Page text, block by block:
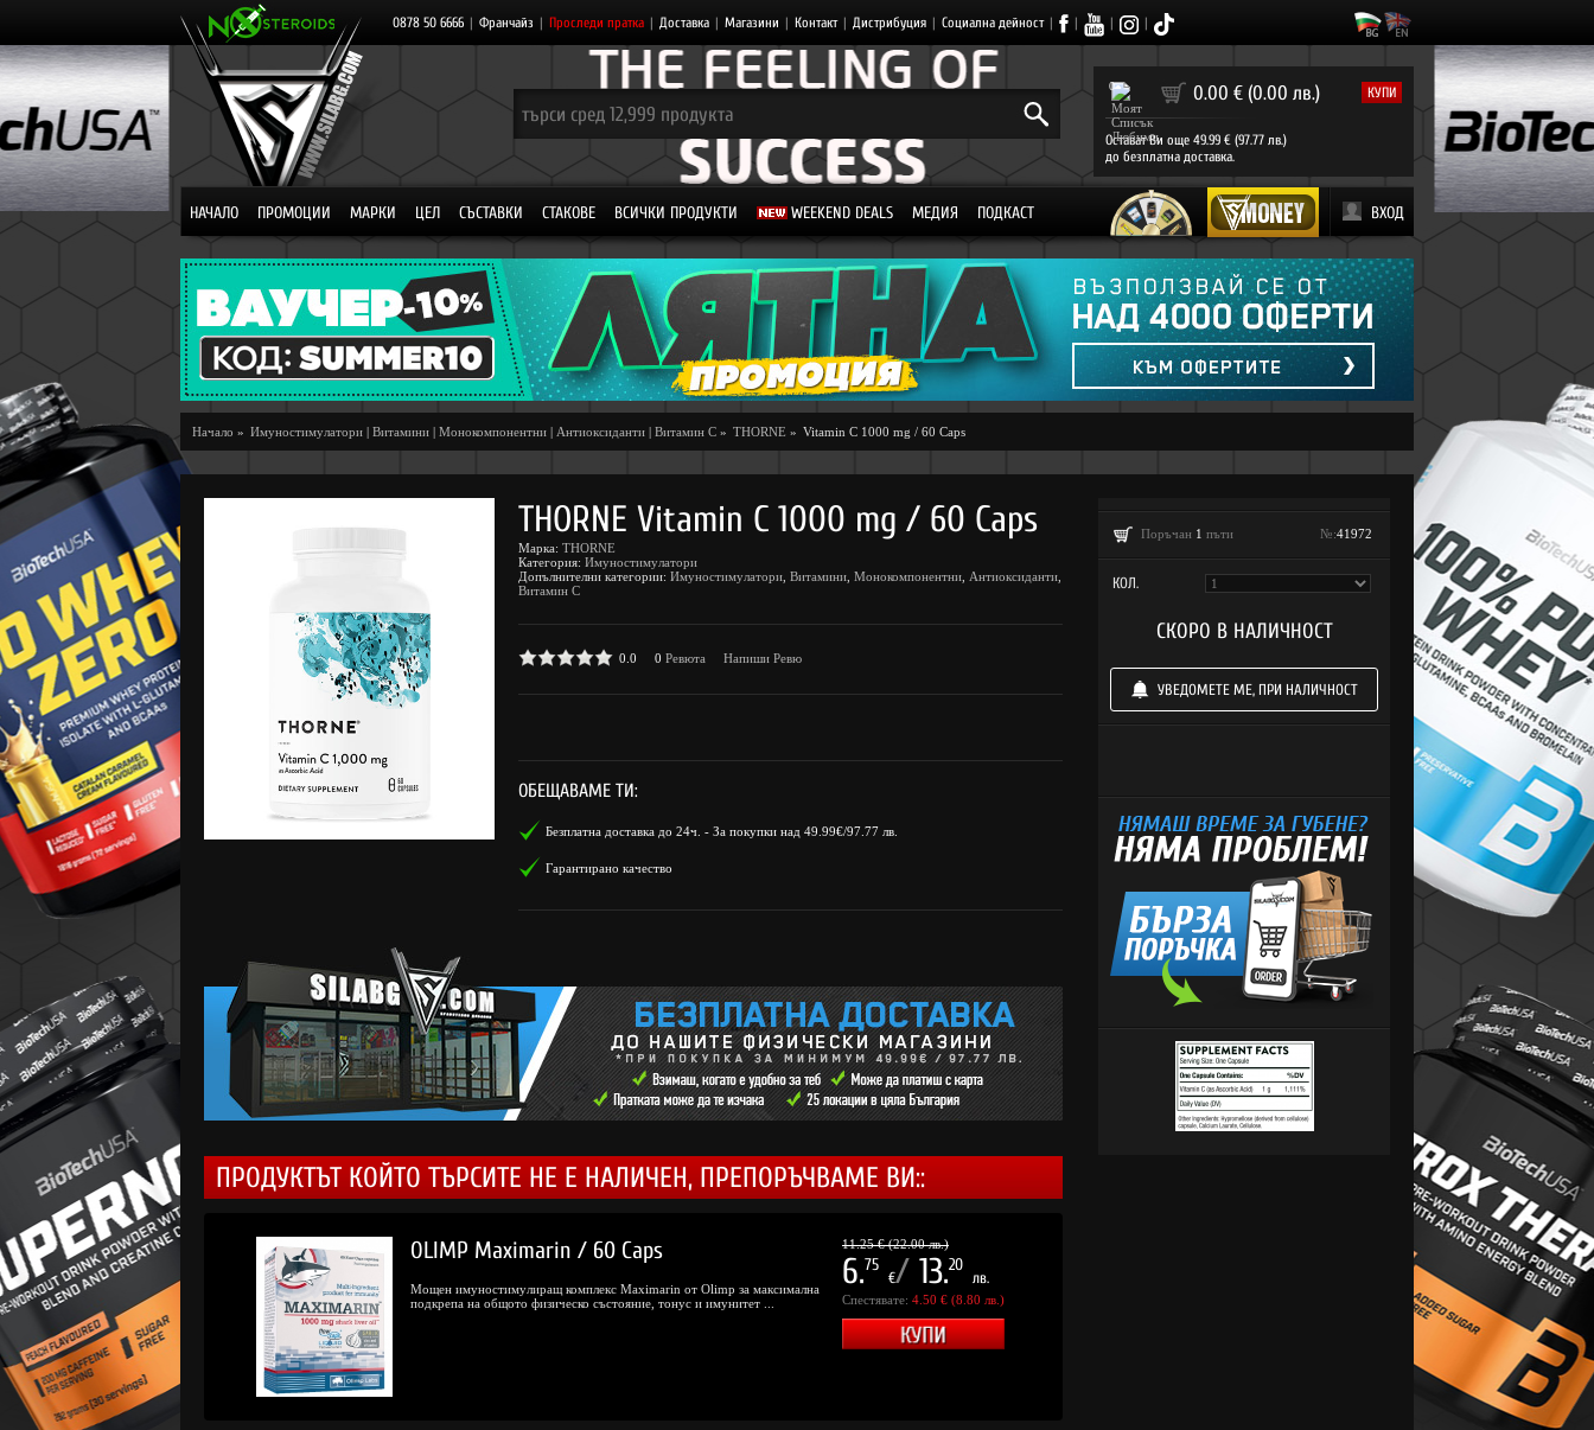
0878 50 6666 | Франчайз | Проследи пратка | Доставка | Магазини | Контакт | Дистрибуция | Социална дейност | | | |
0 0.00 € (0.00 лв.) КУПИ
Остават Ви още 49.99 € (97.77 лв.)
до безплатна доставка.
НАЧАЛО ПРОМОЦИИ МАРКИ ЦЕЛ СЪСТАВКИ СТАКОВЕ ВСИЧКИ ПРОДУКТИ WEEKEND DEALS МЕДИЯ ПОДКАСТ ВХОД
Начало » Имуностимулатори | Витамини | Монокомпонентни | Антиоксиданти | Витамин C » THORNE » Vitamin C 1000 mg / 60 Caps
THORNE Vitamin C 1000 mg / 60 Caps
Марка: THORNE
Категория: Имуностимулатори
Допълнителни категории: Имуностимулатори Витамини Монокомпонентни Антиоксиданти
Витамин C
0.0 0 Ревюта Напиши Ревю
ОБЕЩАВАМЕ ТИ:
Безплатна доставка до 24ч. - За покупки над 49.99€/97.77 лв.
Гарантирано качество
ПРОДУКТЪТ КОЙТО ТЪРСИТЕ НЕ Е НАЛИЧЕН, ПРЕПОРЪЧВАМЕ ВИ::
85
€/31.00
лв. OLIMP Maximarin / 60 Caps
Мощен имуностимулиращ комплекс Maximarin от Olimp за максимална
подкрепа на общото физическо състояние, тонус и имунитет ...
11.25 € (22.00 лв.)
6.75
€/ 13.20
лв.
Спестявате: 4.50 € (8.80 лв.)
OLIMP Drinks IMMUNO / 1 Sachet
Супер хидратираща напитка значително подпомагаща
в забързаното ни ежедневие от OLIMP ...
Поръчан 1 пъти №:41972
КОЛ.
СКОРО В НАЛИЧНОСТ
УВЕДОМЕТЕ МЕ, ПРИ НАЛИЧНОСТ